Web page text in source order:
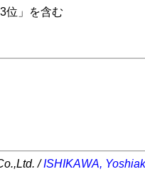
位」を含む
/ISHIKAWA,